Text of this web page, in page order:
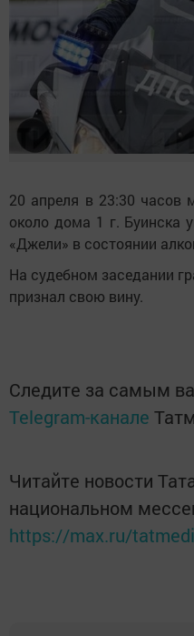
20 апреля в 23:30 часов
около дома 1 г. Буинска
«Джели» в состоянии
На судебном заседании
признал свою вину.
Следите за самым
Telegram-канале
Читайте новости
национальном
https://max.ru/